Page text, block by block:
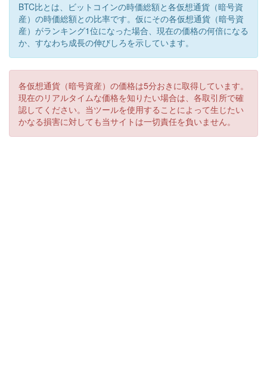
BTC比とは、ビットコインの時価総額と各仮想通貨（暗号資
産）の時価総額との比率です。仮にその各仮想通貨（暗号資
産）がランキング1位になった場合、現在の価格の何倍になる
か、すなわち成長の伸びしろを示しています。
各仮想通貨（暗号資産）の価格は5分おきに取得しています。
現在のリアルタイムな価格を知りたい場合は、各取引所で確
認してください。当ツールを使用することによって生じたい
かなる損害に対しても当サイトは一切責任を負いません。